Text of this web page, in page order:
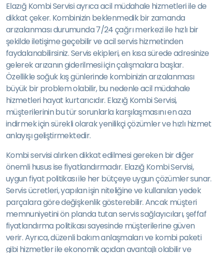
Elazığ Kombi Servisi ayrıca acil müdahale hizmetleri ile de
dikkat çeker. Kombinizin beklenmedik bir zamanda
arızalanması durumunda 7/24 çağrı merkezi ile hızlı bir
şekilde iletişime geçebilir ve acil servis hizmetinden
faydalanabilirsiniz. Servis ekipleri, en kısa sürede adresinize
gelerek arızanın giderilmesi için çalışmalara başlar.
Özellikle soğuk kış günlerinde kombinizin arızalanması
büyük bir problem olabilir, bu nedenle acil müdahale
hizmetleri hayat kurtarıcıdır. Elazığ Kombi Servisi,
müşterilerinin bu tür sorunlarla karşılaşmasını en aza
indirmek için sürekli olarak yenilikçi çözümler ve hızlı hizmet
anlayışı geliştirmektedir.
Kombi servisi alırken dikkat edilmesi gereken bir diğer
önemli husus ise fiyatlandırmadır. Elazığ Kombi Servisi,
uygun fiyat politikası ile her bütçeye uygun çözümler sunar.
Servis ücretleri, yapılan işin niteliğine ve kullanılan yedek
parçalara göre değişkenlik gösterebilir. Ancak müşteri
memnuniyetini ön planda tutan servis sağlayıcıları, şeffaf
fiyatlandırma politikası sayesinde müşterilerine güven
verir. Ayrıca, düzenli bakım anlaşmaları ve kombi paketi
gibi hizmetler ile ekonomik açıdan avantajlı olabilir ve